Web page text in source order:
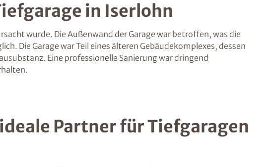
in Iserlohn
wurde. Die Außenwand der Garage war betroffen, was die
Die Garage war Teil eines älteren Gebäudekomplexes, dessen
Eine professionelle Sanierung war dringend
Partner für Tiefgaragen